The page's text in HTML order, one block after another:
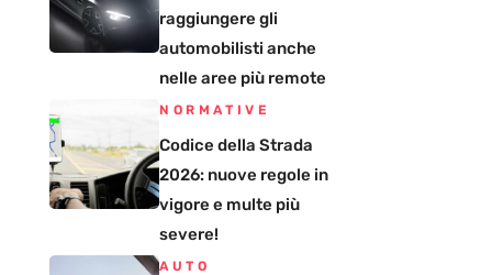
raggiungere gli
automobilisti anche
nelle aree più remote
NORMATIVE
Codice della Strada
2026: nuove regole in
vigore e multe più
severe!
AUTO